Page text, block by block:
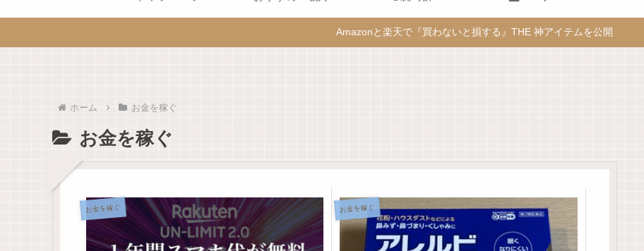
Amazonと楽天で『買わないと損する』THE 神アイテムを公開
ホーム お金を稼ぐ
お金を稼ぐ
お金を稼ぐ お金を稼ぐ